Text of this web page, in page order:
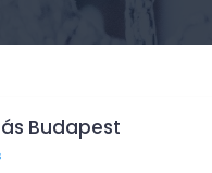
Budapest